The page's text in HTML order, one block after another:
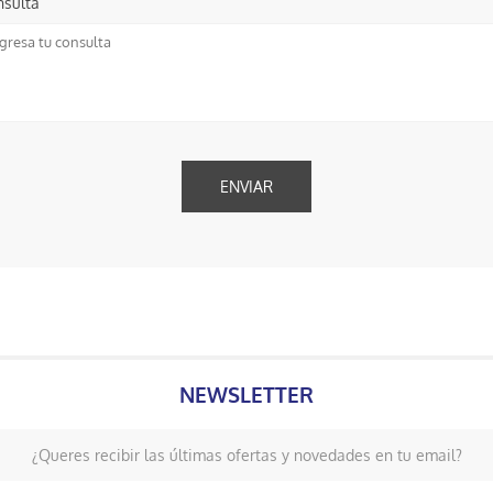
NEWSLETTER
¿Queres recibir las últimas ofertas y novedades en tu email?